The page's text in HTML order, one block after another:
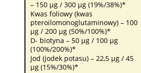
– 150 µg / 300 µg (19%/38%)*
Kwas foliowy (kwas
pteroilomonoglutaminowy) – 100
µg / 200 µg (50%/100%)*
D- biotyna – 50 µg / 100 µg
(100%/200%)*
Jod (jodek potasu) – 22,5 µg / 45
µg (15%/30%)*